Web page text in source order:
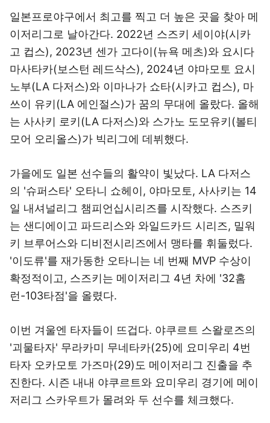
일본프로야구에서 최고를 찍고 더 높은 곳을 찾아 메
이저리그로 날아간다. 2022년 스즈키 세이야(시카
고 컵스), 2023년 센가 고다이(뉴욕 메츠)와 요시다
마사타카(보스턴 레드삭스), 2024년 야마모토 요시
노부(LA 다저스)와 이마나가 쇼타(시카고 컵스), 마
쓰이 유키(LA 에인절스)가 꿈의 무대에 올랐다. 올해
는 사사키 로키(LA 다저스)와 스가노 도모유키(볼티
모어 오리올스)가 빅리그에 데뷔했다.
가을에도 일본 선수들의 활약이 빛났다. LA 다저스
의 '슈퍼스타' 오타니 쇼헤이, 야마모토, 사사키는 14
일 내셔널리그 챔피언십시리즈를 시작했다. 스즈키
는 샌디에이고 파드리스와 와일드카드 시리즈, 밀워
키 브루어스와 디비전시리즈에서 맹타를 휘둘렀다.
'이도류'를 재가동한 오타니는 네 번째 MVP 수상이
확정적이고, 스즈키는 메이저리그 4년 차에 '32홈
런-103타점'을 올렸다.
이번 겨울엔 타자들이 뜨겁다. 야쿠르트 스왈로즈의
'괴물타자' 무라카미 무네타카(25)에 요미우리 4번
타자 오카모토 가즈마(29)도 메이저리그 진출을 추
진한다. 시즌 내내 야쿠르트와 요미우리 경기에 메이
저리그 스카우트가 몰려와 두 선수를 체크했다.